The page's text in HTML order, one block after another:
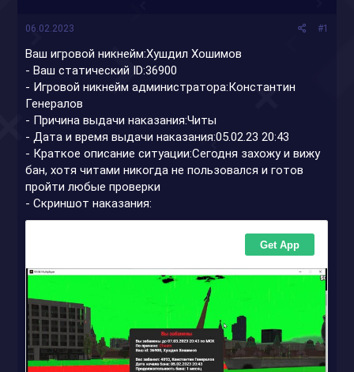
06.02.2023 #1
Ваш игровой никнейм:Хушдил Хошимов
- Ваш статический ID:36900
- Игровой никнейм администратора:Константин
Генералов
- Причина выдачи наказания:Читы
- Дата и время выдачи наказания:05.02.23 20:43
- Краткое описание ситуации:Сегодня захожу и вижу
бан, хотя читами никогда не пользовался и готов
пройти любые проверки
- Скриншот наказания: